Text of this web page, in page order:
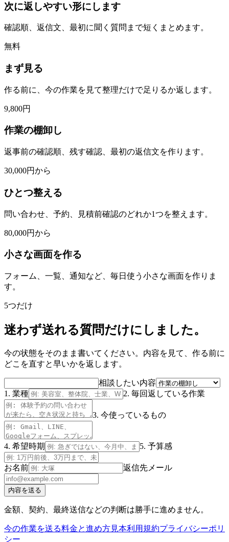
次に返しやすい形にします
確認順、返信文、最初に聞く質問まで短くまとめます。
無料
まず見る
作る前に、今の作業を見て整理だけで足りるか返します。
9,800円
作業の棚卸し
返事前の確認順、残す確認、最初の返信文を作ります。
30,000円から
ひとつ整える
問い合わせ、予約、見積前確認のどれか1つを整えます。
80,000円から
小さな画面を作る
フォーム、一覧、通知など、毎日使う小さな画面を作りま
す。
5つだけ
迷わず送れる質問だけにしました。
今の状態をそのまま書いてください。内容を見て、作る前に
どこを直すと早いかを返します。
相談したい内容
1. 業種
2. 毎回返している作業
3. 今使っているもの
4. 希望時期 5. 予算感
お名前 返信先メール
内容を送る
金額、契約、最終送信などの判断は勝手に進めません。
今の作業を送る料金と進め方見本利用規約プライバシーポリ
シー